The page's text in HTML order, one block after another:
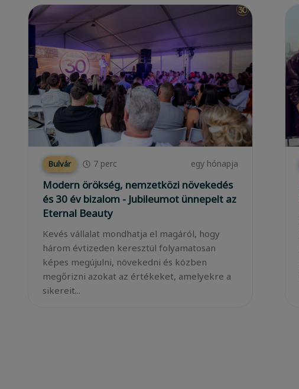
Frizura Trend 2 hónapja
A haj egészsége a hajhagymáknál
kezdődik – miért fontos egyszerre
kívülről és belülről támogatni?
Az egészséges, fényes és erős haj iránti vágy
szinte mindenkit foglalkoztat, a hajápolásról
azonban ma már tudjuk, hogy jóval többről
szól, mint a megfelelő sampon vagy h...